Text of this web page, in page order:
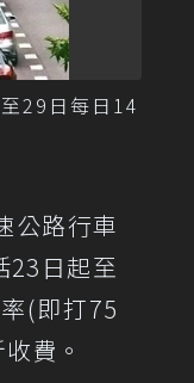
29日每日14
公路行車
23日起至
(即打75
費。